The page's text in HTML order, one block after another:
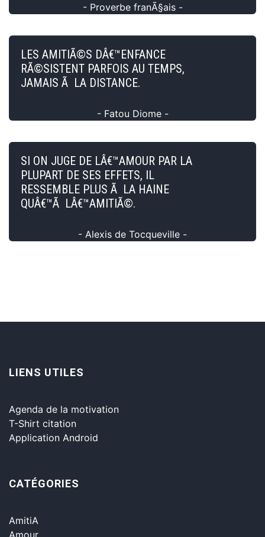
- Proverbe franÃ§ais -
LES AMITIÃ©S DÂ€™ENFANCE
RÃ©SISTENT PARFOIS AU TEMPS,
JAMAIS Ã LA DISTANCE.
- Fatou Diome -
SI ON JUGE DE LÂ€™AMOUR PAR LA
PLUPART DE SES EFFETS, IL
RESSEMBLE PLUS Ã LA HAINE
QUÂ€™Ã LÂ€™AMITIÃ©.
- Alexis de Tocqueville -
LIENS UTILES
Agenda de la motivation
T-Shirt citation
Application Android
CATÉGORIES
AmitiA
Amour